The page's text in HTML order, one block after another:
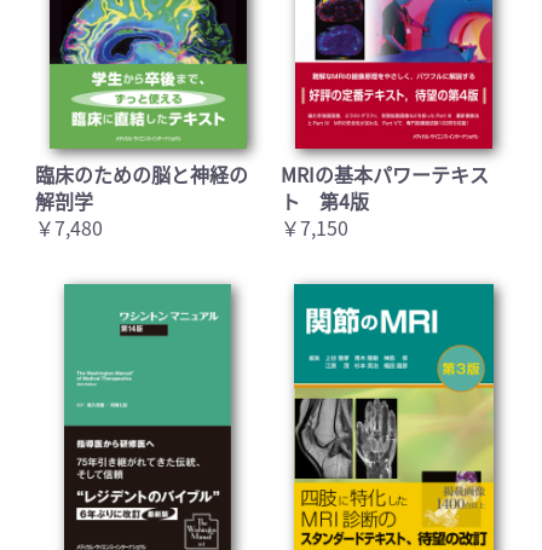
臨床のための脳と神経の
解剖学
￥7,480
MRIの基本パワーテキス
ト 第4版
￥7,150